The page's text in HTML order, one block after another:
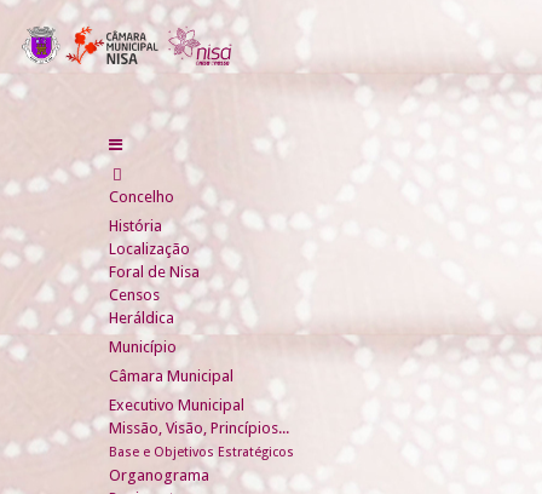
Concelho
História
Localização
Foral de Nisa
Censos
Heráldica
Município
Câmara Municipal
Executivo Municipal
Missão, Visão, Princípios...
Base e Objetivos Estratégicos
Organograma